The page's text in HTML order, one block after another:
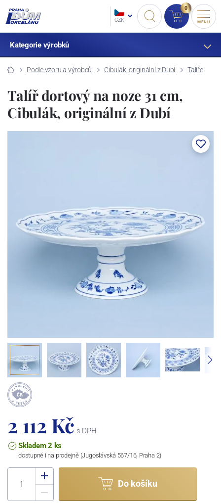
CZK
0
MENU
Kategorie výrobků
Podle vzoru a výrobců Cibulák, originální z Dubí Talíře
Talíř dortový na noze 31 cm,
Cibulák, originální z Dubí
2 112 Kč s DPH
Skladem 2 ks
dostupné i na prodejně (Jugoslávská 567/16, Praha 2)
Do košíku